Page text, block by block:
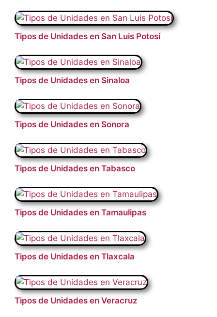
Tipos de Unidades en San Luis Potosí
Tipos de Unidades en Sinaloa
Tipos de Unidades en Sonora
Tipos de Unidades en Tabasco
Tipos de Unidades en Tamaulipas
Tipos de Unidades en Tlaxcala
Tipos de Unidades en Veracruz